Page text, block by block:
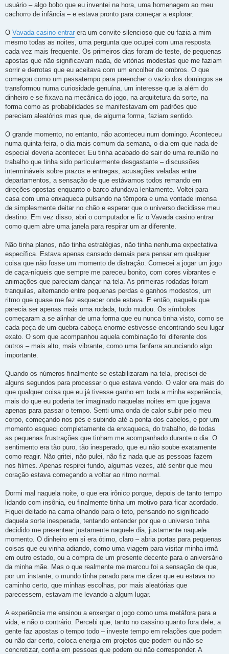
usuário – algo bobo que eu inventei na hora, uma homenagem ao meu
cachorro de infância – e estava pronto para começar a explorar.
O Vavada casino entrar era um convite silencioso que eu fazia a mim
mesmo todas as noites, uma pergunta que ocupei com uma resposta
cada vez mais frequente. Os primeiros dias foram de teste, de pequenas
apostas que não significavam nada, de vitórias modestas que me faziam
sorrir e derrotas que eu aceitava com um encolher de ombros. O que
começou como um passatempo para preencher o vazio dos domingos se
transformou numa curiosidade genuína, um interesse que ia além do
dinheiro e se fixava na mecânica do jogo, na arquitetura da sorte, na
forma como as probabilidades se manifestavam em padrões que
pareciam aleatórios mas que, de alguma forma, faziam sentido.
O grande momento, no entanto, não aconteceu num domingo. Aconteceu
numa quinta-feira, o dia mais comum da semana, o dia em que nada de
especial deveria acontecer. Eu tinha acabado de sair de uma reunião no
trabalho que tinha sido particularmente desgastante – discussões
intermináveis sobre prazos e entregas, acusações veladas entre
departamentos, a sensação de que estávamos todos remando em
direções opostas enquanto o barco afundava lentamente. Voltei para
casa com uma enxaqueca pulsando na têmpora e uma vontade imensa
de simplesmente deitar no chão e esperar que o universo decidisse meu
destino. Em vez disso, abri o computador e fiz o Vavada casino entrar
como quem abre uma janela para respirar um ar diferente.
Não tinha planos, não tinha estratégias, não tinha nenhuma expectativa
específica. Estava apenas cansado demais para pensar em qualquer
coisa que não fosse um momento de distração. Comecei a jogar um jogo
de caça-níqueis que sempre me pareceu bonito, com cores vibrantes e
animações que pareciam dançar na tela. As primeiras rodadas foram
tranquilas, alternando entre pequenas perdas e ganhos modestos, um
ritmo que quase me fez esquecer onde estava. E então, naquela que
parecia ser apenas mais uma rodada, tudo mudou. Os símbolos
começaram a se alinhar de uma forma que eu nunca tinha visto, como se
cada peça de um quebra-cabeça enorme estivesse encontrando seu lugar
exato. O som que acompanhou aquela combinação foi diferente dos
outros – mais alto, mais vibrante, como uma fanfarra anunciando algo
importante.
Quando os números finalmente se estabilizaram na tela, precisei de
alguns segundos para processar o que estava vendo. O valor era mais do
que qualquer coisa que eu já tivesse ganho em toda a minha experiência,
mais do que eu poderia ter imaginado naquelas noites em que jogava
apenas para passar o tempo. Senti uma onda de calor subir pelo meu
corpo, começando nos pés e subindo até a ponta dos cabelos, e por um
momento esqueci completamente da enxaqueca, do trabalho, de todas
as pequenas frustrações que tinham me acompanhado durante o dia. O
sentimento era tão puro, tão inesperado, que eu não soube exatamente
como reagir. Não gritei, não pulei, não fiz nada que as pessoas fazem
nos filmes. Apenas respirei fundo, algumas vezes, até sentir que meu
coração estava começando a voltar ao ritmo normal.
Dormi mal naquela noite, o que era irônico porque, depois de tanto tempo
lidando com insônia, eu finalmente tinha um motivo para ficar acordado.
Fiquei deitado na cama olhando para o teto, pensando no significado
daquela sorte inesperada, tentando entender por que o universo tinha
decidido me presentear justamente naquele dia, justamente naquele
momento. O dinheiro em si era ótimo, claro – abria portas para pequenas
coisas que eu vinha adiando, como uma viagem para visitar minha irmã
em outro estado, ou a compra de um presente decente para o aniversário
da minha mãe. Mas o que realmente me marcou foi a sensação de que,
por um instante, o mundo tinha parado para me dizer que eu estava no
caminho certo, que minhas escolhas, por mais aleatórias que
parecessem, estavam me levando a algum lugar.
A experiência me ensinou a enxergar o jogo como uma metáfora para a
vida, e não o contrário. Percebi que, tanto no cassino quanto fora dele, a
gente faz apostas o tempo todo – investe tempo em relações que podem
ou não dar certo, coloca energia em projetos que podem ou não se
concretizar, confia em pessoas que podem ou não corresponder. A